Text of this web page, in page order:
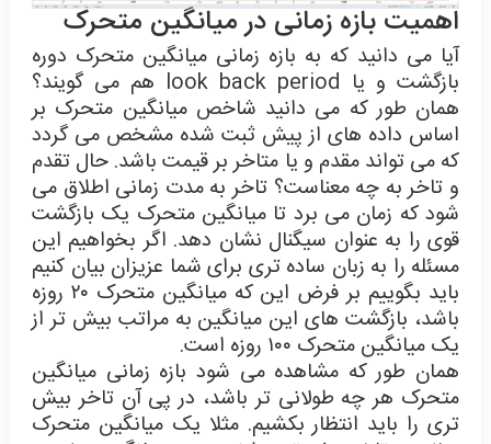
اهمیت بازه زمانی در میانگین متحرک
آیا می دانید که به بازه زمانی میانگین متحرک دوره
بازگشت و یا look back period هم می گویند؟
همان طور که می دانید شاخص میانگین متحرک بر
اساس داده های از پیش ثبت شده مشخص می گردد
که می تواند مقدم و یا متاخر بر قیمت باشد. حال تقدم
و تاخر به چه معناست؟ تاخر به مدت زمانی اطلاق می
شود که زمان می برد تا میانگین متحرک یک بازگشت
قوی را به عنوان سیگنال نشان دهد. اگر بخواهیم این
مسئله را به زبان ساده تری برای شما عزیزان بیان کنیم
باید بگوییم بر فرض این که میانگین متحرک ۲۰ روزه
باشد، بازگشت های این میانگین به مراتب بیش تر از
یک میانگین متحرک ۱۰۰ روزه است.
همان طور که مشاهده می شود بازه زمانی میانگین
متحرک هر چه طولانی تر باشد، در پی آن تاخر بیش
تری را باید انتظار بکشیم. مثلا یک میانگین متحرک